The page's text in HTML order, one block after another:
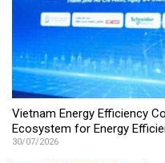
Vietnam Energy Efficiency
Ecosystem for Energy
30/07/2026